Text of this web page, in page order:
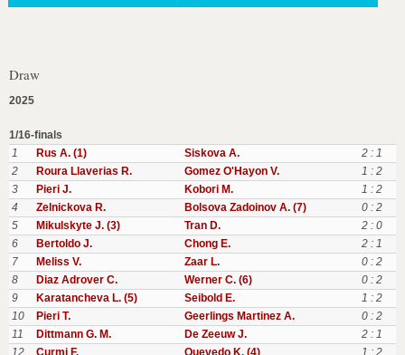
Draw
2025
1/16-finals
1
Rus A. (1) Siskova A.
2 : 1
2
Roura Llaverias R. Gomez O'Hayon V.
1 : 2
3
Pieri J. Kobori M.
1 : 2
4
Zelnickova R. Bolsova Zadoinov A. (7)
0 : 2
5
Mikulskyte J. (3) Tran D.
2 : 0
6
Bertoldo J. Chong E.
2 : 1
7
Meliss V. Zaar L.
0 : 2
8
Diaz Adrover C. Werner C. (6)
0 : 2
9
Karatancheva L. (5) Seibold E.
1 : 2
10
Pieri T. Geerlings Martinez A.
0 : 2
11
Dittmann G. M. De Zeeuw J.
2 : 1
12
Curmi F. Quevedo K. (4) 1 : 2